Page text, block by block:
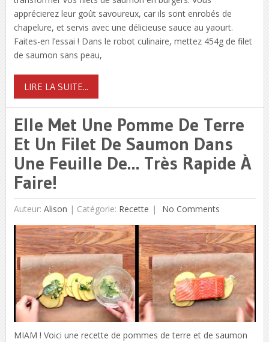
apprécierez leur goût savoureux, car ils sont enrobés de
chapelure, et servis avec une délicieuse sauce au yaourt.
Faites-en l’essai ! Dans le robot culinaire, mettez 454g de filet
de saumon sans peau,
LIRE LA SUITE...
Elle Met Une Pomme De Terre
Et Un Filet De Saumon Dans
Une Feuille De… Très Rapide À
Faire!
Auteur: Alison | Catégorie: Recette No Comments
MIAM ! Voici une recette de pommes de terre et de saumon